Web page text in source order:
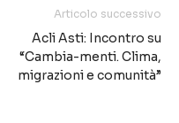
Articolo successivo
Acli Asti: Incontro su
“Cambia-menti. Clima,
migrazioni e comunità”